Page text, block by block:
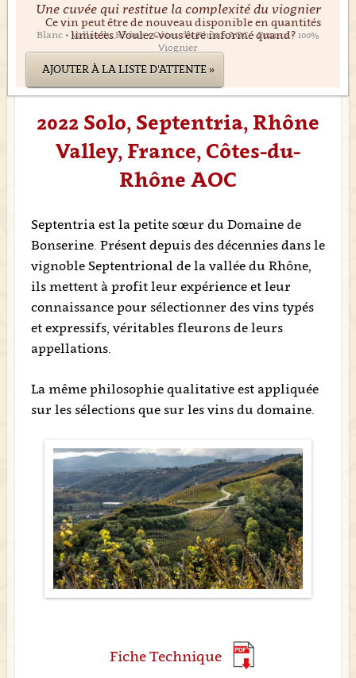
Une cuvée qui restitue la complexité du viognier
Blanc • Vallée du Rhône • Côtes-du-Rhône AOC • France • 100%
Viognier
Ce vin peut être de nouveau disponible en quantités
limitées. Voulez-vous être informé quand?
AJOUTER À LA LISTE D'ATTENTE »
2022 Solo, Septentria, Rhône
Valley, France, Côtes-du-
Rhône AOC
Septentria est la petite sœur du Domaine de
Bonserine. Présent depuis des décennies dans le
vignoble Septentrional de la vallée du Rhône,
ils mettent à profit leur expérience et leur
connaissance pour sélectionner des vins typés
et expressifs, véritables fleurons de leurs
appellations.
La même philosophie qualitative est appliquée
sur les sélections que sur les vins du domaine.
Fiche Technique